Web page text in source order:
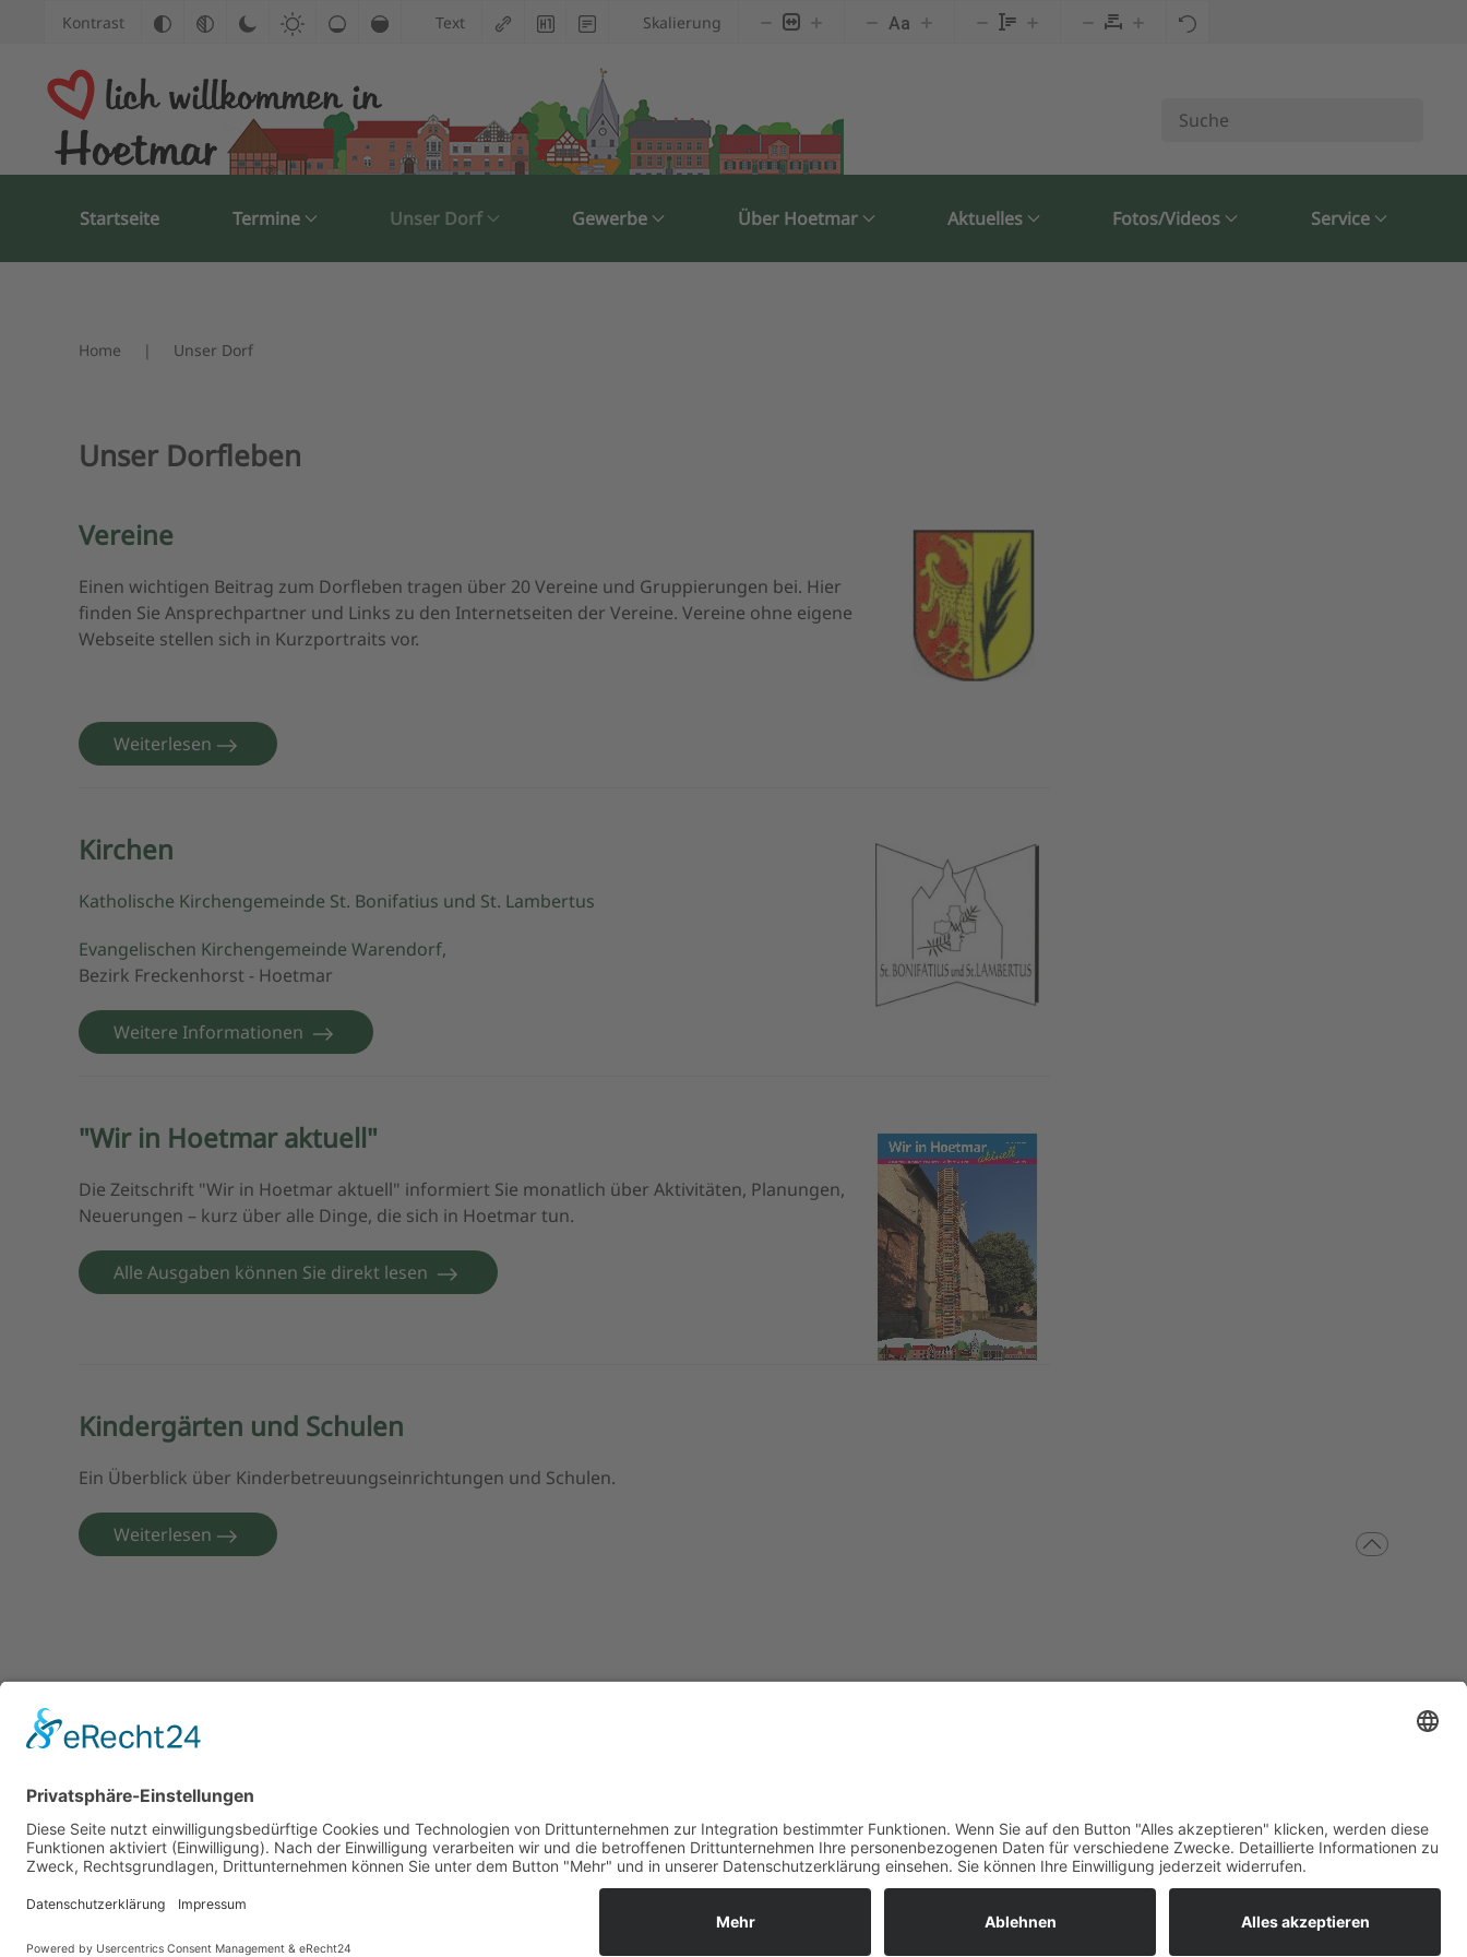
Kontrast Text Skalierung Aa
Startseite Termine Unser Dorf Gewerbe Über Hoetmar Aktuelles Fotos/Videos Service
Home Unser Dorf
Unser Dorfleben
Vereine
Einen wichtigen Beitrag zum Dorfleben tragen über 20 Vereine und Gruppierungen bei. Hier
finden Sie Ansprechpartner und Links zu den Internetseiten der Vereine. Vereine ohne eigene
Webseite stellen sich in Kurzportraits vor.
Weiterlesen
Kirchen
Katholische Kirchengemeinde St. Bonifatius und St. Lambertus
Evangelischen Kirchengemeinde Warendorf,
Bezirk Freckenhorst - Hoetmar
Weitere Informationen
"Wir in Hoetmar aktuell"
Die Zeitschrift "Wir in Hoetmar aktuell" informiert Sie monatlich über Aktivitäten, Planungen,
Neuerungen – kurz über alle Dinge, die sich in Hoetmar tun.
Alle Ausgaben können Sie direkt lesen
Kindergärten und Schulen
Ein Überblick über Kinderbetreuungseinrichtungen und Schulen.
Weiterlesen
07. November 2024
Datenschutz | Impressum | Intern